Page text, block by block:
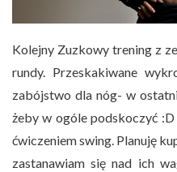
Kolejny Zuzkowy trening z
rundy. Przeskakiwane
zabójstwo dla nóg- w
żeby w ogóle podskoczyć
ćwiczeniem swing. Planuję
zastanawiam się nad ich